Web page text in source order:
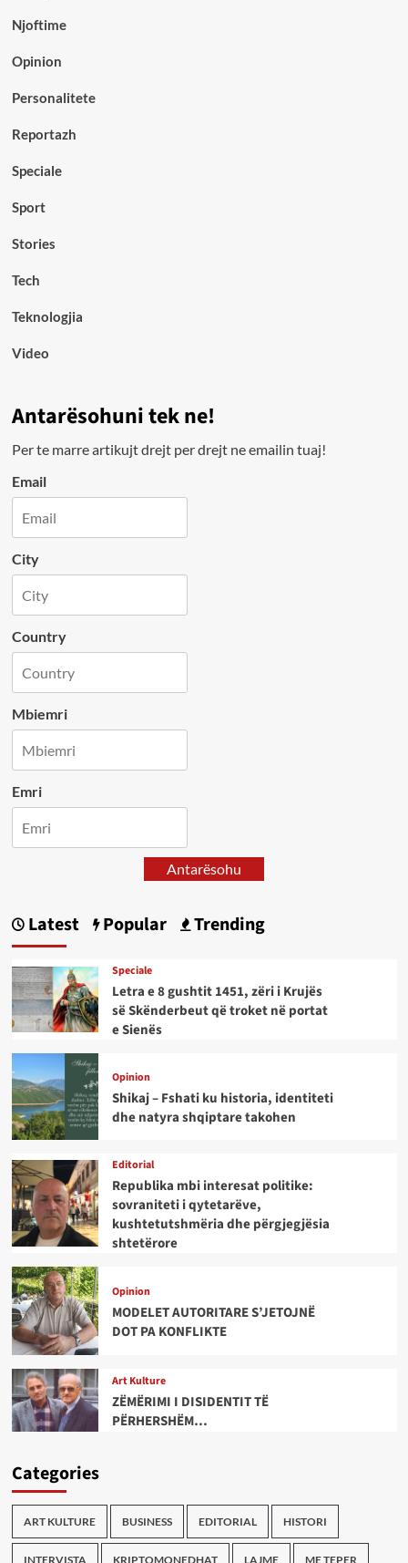
Njoftime
Opinion
Personalitete
Reportazh
Speciale
Sport
Stories
Tech
Teknologjia
Video
Antarësohuni tek ne!
Per te marre artikujt drejt per drejt ne emailin tuaj!
Email
City
Country
Mbiemri
Emri
Antarësohu
Latest Popular Trending
Speciale
Letra e 8 gushtit 1451, zëri i Krujës
së Skënderbeut që troket në portat
e Sienës
Opinion
Shikaj – Fshati ku historia, identiteti
dhe natyra shqiptare takohen
Editorial
Republika mbi interesat politike:
sovraniteti i qytetarëve,
kushtetutshmëria dhe përgjegjësia
shtetërore
Opinion
MODELET AUTORITARE S’JETOJNË
DOT PA KONFLIKTE
Art Kulture
ZËMËRIMI I DISIDENTIT TË
PËRHERSHËM…
Categories
ART KULTURE BUSINESS EDITORIAL HISTORI
INTERVISTA KRIPTOMONEDHAT LAJME ME TEPER